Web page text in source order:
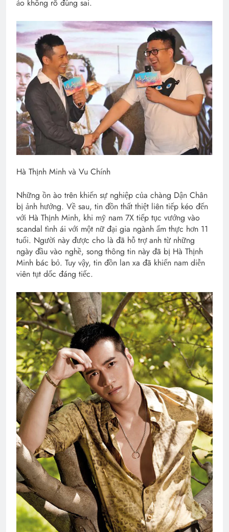
ảo không rõ đúng sai.
Hà Thịnh Minh và Vu Chính
Những ồn ào trên khiến sự nghiệp của chàng Dận Chân
bị ảnh hưởng. Về sau, tin đồn thất thiệt liên tiếp kéo đến
với Hà Thịnh Minh, khi mỹ nam 7X tiếp tục vướng vào
scandal tình ái với một nữ đại gia ngành ẩm thực hơn 11
tuổi. Người này được cho là đã hỗ trợ anh từ những
ngày đầu vào nghề, song thông tin này đã bị Hà Thịnh
Minh bác bỏ. Tuy vậy, tin đồn lan xa đã khiến nam diễn
viên tụt dốc đáng tiếc.